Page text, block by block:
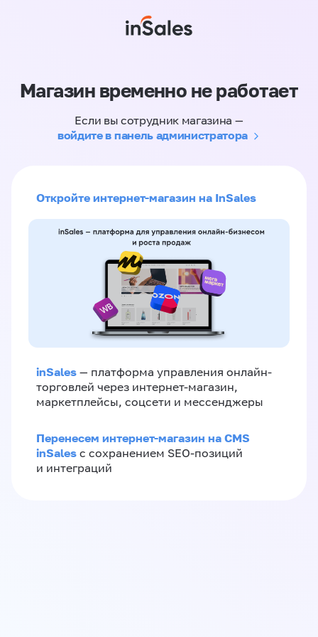
Магазин временно не работает
Если вы сотрудник магазина —
войдите в панель администратора
Откройте интернет-магазин на InSales
inSales — платформа управления онлайн-
торговлей через интернет-магазин,
маркетплейсы, соцсети и мессенджеры
Перенесем интернет-магазин на CMS
inSales с сохранением SEO-позиций
и интеграций